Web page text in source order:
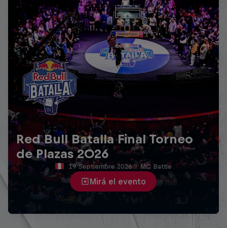
Red Bull Batalla Final Torneo
de Plazas 2026
Mirá el evento
19 Septiembre 2026 · MC Battle